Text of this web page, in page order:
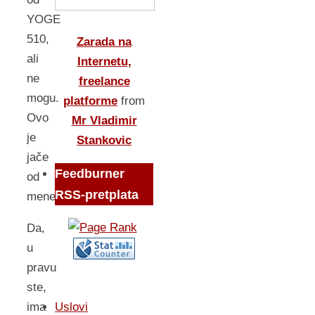
YOGE
510,
ali
ne
mogu.
Ovo
je
jače
od
mene.
Da,
u
pravu
ste,
ima
Zarada na
Internetu,
freelance
platforme from
Mr Vladimir
Stankovic
Feedburner
RSS-pretplata
Uslovi